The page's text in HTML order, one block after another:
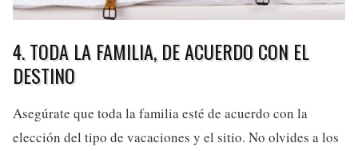
4. TODA LA FAMILIA, DE ACUERDO CON EL
DESTINO
Asegúrate que toda la familia esté de acuerdo con la
elección del tipo de vacaciones y el sitio. No olvides a los